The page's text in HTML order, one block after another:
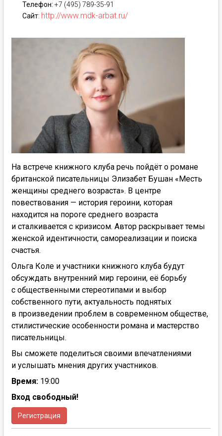
Телефон: +7 (495) 789-35-91
Сайт: http://www.mdk-arbat.ru/
На встрече книжного клуба речь пойдёт о романе
британской писательницы Элизабет Бушан «Месть
женщины среднего возраста». В центре
повествования — история героини, которая
находится на пороге среднего возраста
и сталкивается с кризисом. Автор раскрывает темы
женской идентичности, самореализации и поиска
счастья.
Ольга Коле и участники книжного клуба будут
обсуждать внутренний мир героини, её борьбу
с общественными стереотипами и выбор
собственного пути, актуальность поднятых
в произведении проблем в современном обществе,
стилистические особенности романа и мастерство
писательницы.
Вы сможете поделиться своими впечатлениями
и услышать мнения других участников.
Время: 19:00
Вход свободный!
Регистрация